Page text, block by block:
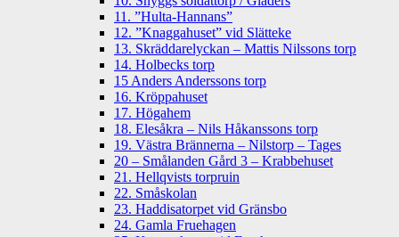
11. ”Hulta-Hannans”
12. ”Knaggahuset” vid Slätteke
13. Skräddarelyckan – Mattis Nilssons torp
14. Holbecks torp
15 Anders Anderssons torp
16. Kröppahuset
17. Högahem
18. Elesåkra – Nils Håkanssons torp
19. Västra Brännerna – Nilstorp – Tages
20 – Smålanden Gård 3 – Krabbehuset
21. Hellqvists torpruin
22. Småskolan
23. Haddisatorpet vid Gränsbo
24. Gamla Fruehagen